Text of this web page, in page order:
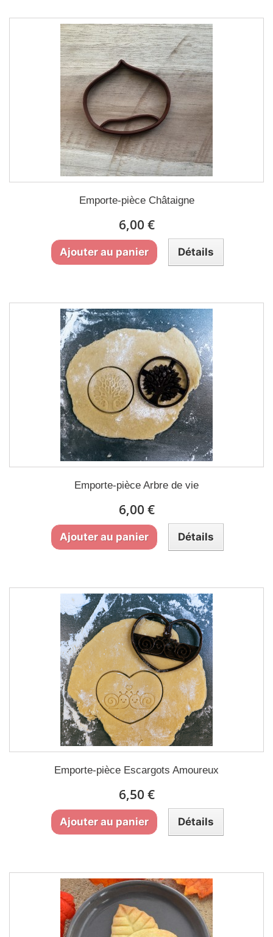
Emporte-pièce Châtaigne
6,00 €
Ajouter au panier Détails
Emporte-pièce Arbre de vie
6,00 €
Ajouter au panier Détails
Emporte-pièce Escargots Amoureux
6,50 €
Ajouter au panier Détails